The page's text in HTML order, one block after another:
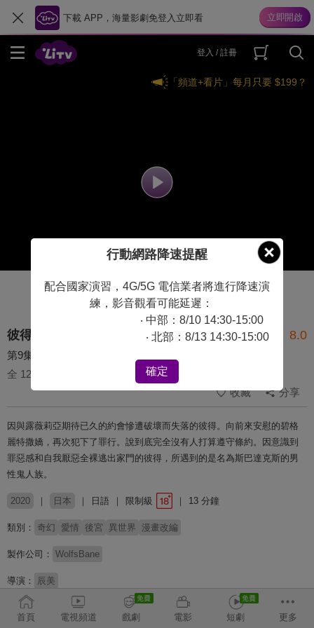
下載 APP，海量影劇免登入立即看
登入 / 註冊
「頻道+看片」每月只要 $199？
彼得・格里爾的賢者時間 8.0
第9集 彼得・格里爾與契約的將來
全 12 集
收藏
分享
因與露薇莉亞期待已久的約會慘遭破壞而失落的彼得。向前來安慰的碧格
麗特撒嬌，再次犯下了罪行。說到底完全沒有人打算遵守條約。因意識到
罪惡感和自我厭惡全裸逃出家門的彼得，所遇到的是名為斯巴達克斯的男
性鬼人族。
2020 日本 日語 限制級 13 分鐘
類別： 奇幻 愛情 後宮 異世界 漫畫改編
製作公司： WolfsBane
導演： 辰美
配音： 竹達彩奈 山村響 千本木彩花 淺水健太朗
二之宮唯
首頁 電視頻道 戲劇 電影 短劇 更多
行動網路降速提醒
配合國家演習，4G/5G 電信業者將進行降速演
練，影音觀看可能延遲：
‧ 中部：8/10 14:30-15:00
‧ 北部：8/13 14:30-15:00
確定